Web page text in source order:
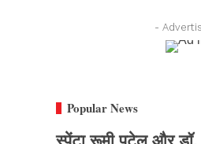
-
Popular News
स्पेंटा रूमी पटेल और